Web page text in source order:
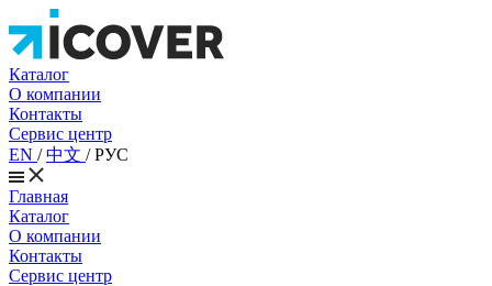
Каталог
О компании
Контакты
Сервис центр
EN /中文 /РУС
Главная
Каталог
О компании
Контакты
Сервис центр